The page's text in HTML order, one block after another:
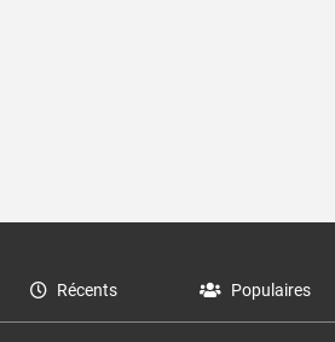
Récents Populaires